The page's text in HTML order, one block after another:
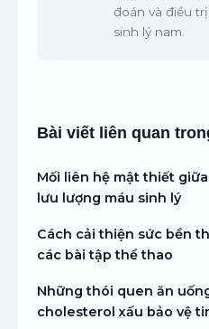
đoán và điều
sinh lý nam.
Bài viết liên quan
Mối liên hệ mật thiết
lưu lượng máu sinh lý
Cách cải thiện sức bền
các bài tập thể thao
Những thói quen ăn
cholesterol xấu bảo vệ